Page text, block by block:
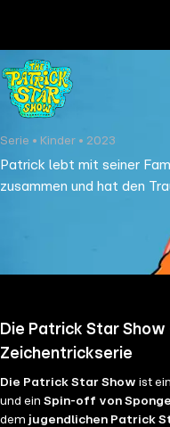
page
Serie • Kinder • 2023
Patrick lebt mit seiner
zusammen und hat den
werden. Um diesem Ziel
eigene Show mit dem
Die Patrick Star
Zeichentrickserie
Die Patrick Star Show ist
und einSpin-off von
dem jugendlichen Patrick